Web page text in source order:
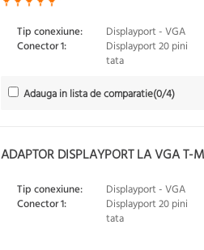
Tip conexiune:
Displayport - VGA
Conector 1:
Displayport 20 pini
tata
Adauga in lista de comparatie(0/4)
ADAPTOR DISPLAYPORT LA VGA T-
Tip conexiune:
Displayport - VGA
Conector 1:
Displayport 20 pini
tata